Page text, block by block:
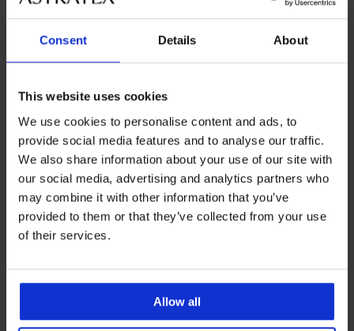
Consent Details About
This website uses cookies
We use cookies to personalise content and ads, to
provide social media features and to analyse our traffic.
We also share information about your use of our site with
our social media, advertising and analytics partners who
may combine it with other information that you’ve
provided to them or that they’ve collected from your use
of their services.
Allow all
-40%
MEN-A Johny fürdőnadrág
Kedvezmény
6 530 FtEredeti ár
10 890 Ft
JACK AND JONES JPSTKauai
Rift fürdőnadrág
14 590 Ft